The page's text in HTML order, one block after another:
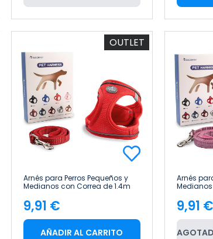
OUTLET
Arnés para Perros Pequeños y
Medianos con Correa de 1.4m
Glückpet
Precio
9,91 €
AÑADIR AL CARRITO
Arnés
Glückpet
9,91 €